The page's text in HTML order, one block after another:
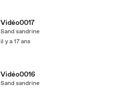
Vidéo0017
Sand sandrine
il y a 17 ans
Vidéo0016
Sand sandrine